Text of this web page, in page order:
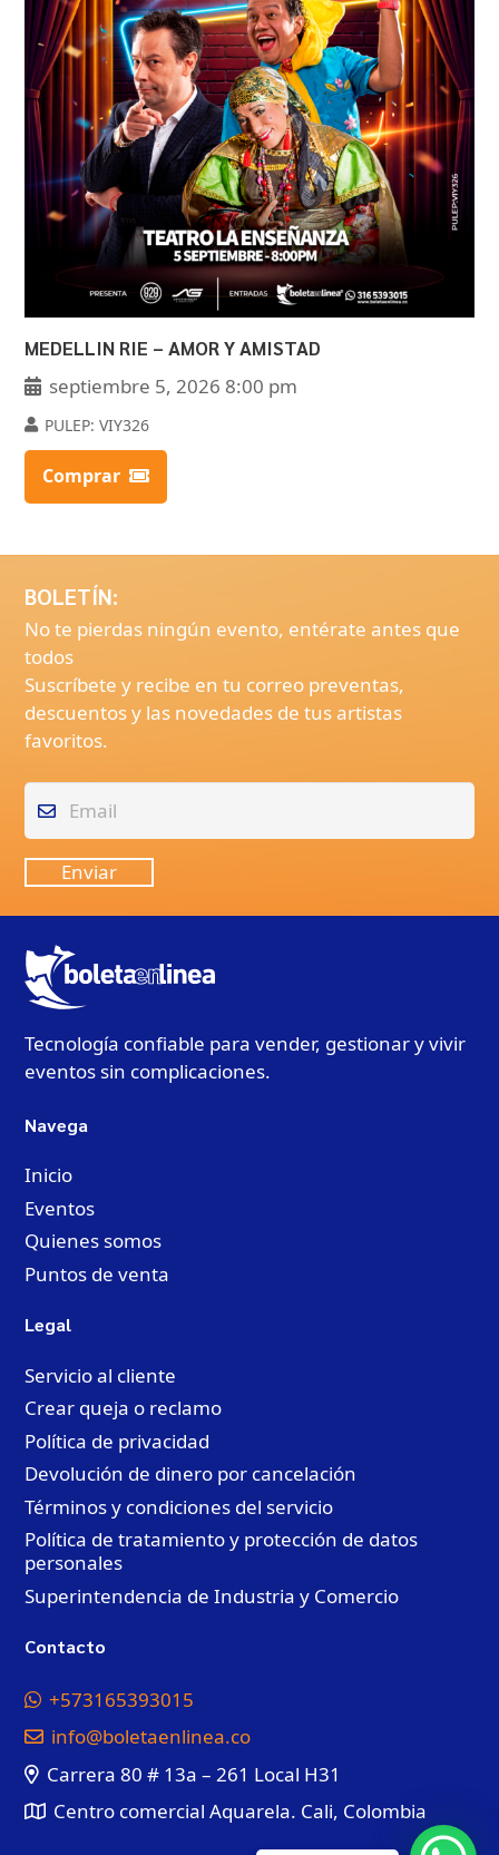
MEDELLIN RIE – AMOR Y AMISTAD
septiembre 5, 2026 8:00 pm
PULEP: VIY326
Comprar
BOLETÍN:
No te pierdas ningún evento, entérate antes que
todos
Suscríbete y recibe en tu correo preventas,
descuentos y las novedades de tus artistas
favoritos.
Tecnología confiable para vender, gestionar y vivir
eventos sin complicaciones.
Navega
Inicio
Eventos
Quienes somos
Puntos de venta
Legal
Servicio al cliente
Crear queja o reclamo
Política de privacidad
Devolución de dinero por cancelación
Términos y condiciones del servicio
Política de tratamiento y protección de datos
personales
Superintendencia de Industria y Comercio
Contacto
+573165393015
info@boletaenlinea.co
Carrera 80 # 13a – 261 Local H31
Centro comercial Aquarela. Cali, Colombia